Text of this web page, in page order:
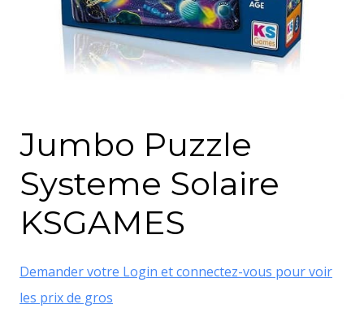
Jumbo Puzzle
Systeme Solaire
KSGAMES
Demander votre Login et connectez-vous pour voir
les prix de gros